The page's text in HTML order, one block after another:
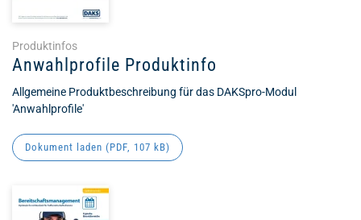
Produktinfos
Anwahlprofile Produktinfo
Allgemeine Produktbeschreibung für das DAKSpro-Modul
'Anwahlprofile'
Dokument laden (PDF, 107 kB)